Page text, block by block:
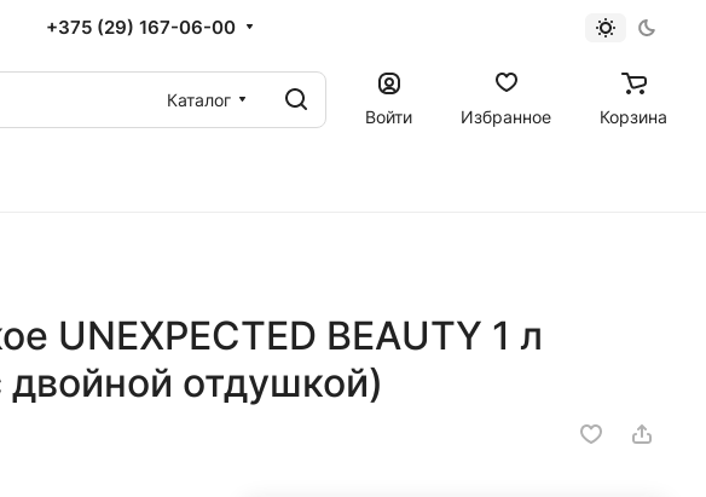
+375 (29) 167-06-00
Каталог
Войти
Избранное Корзина
UNEXPECTED BEAUTY 1 л
двойной отдушкой)